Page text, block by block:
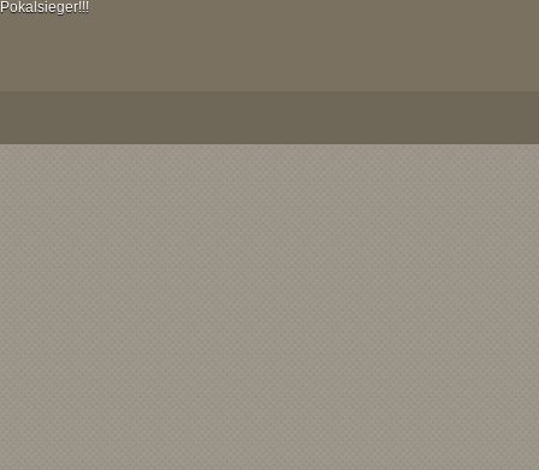
Pokalsieger!!!